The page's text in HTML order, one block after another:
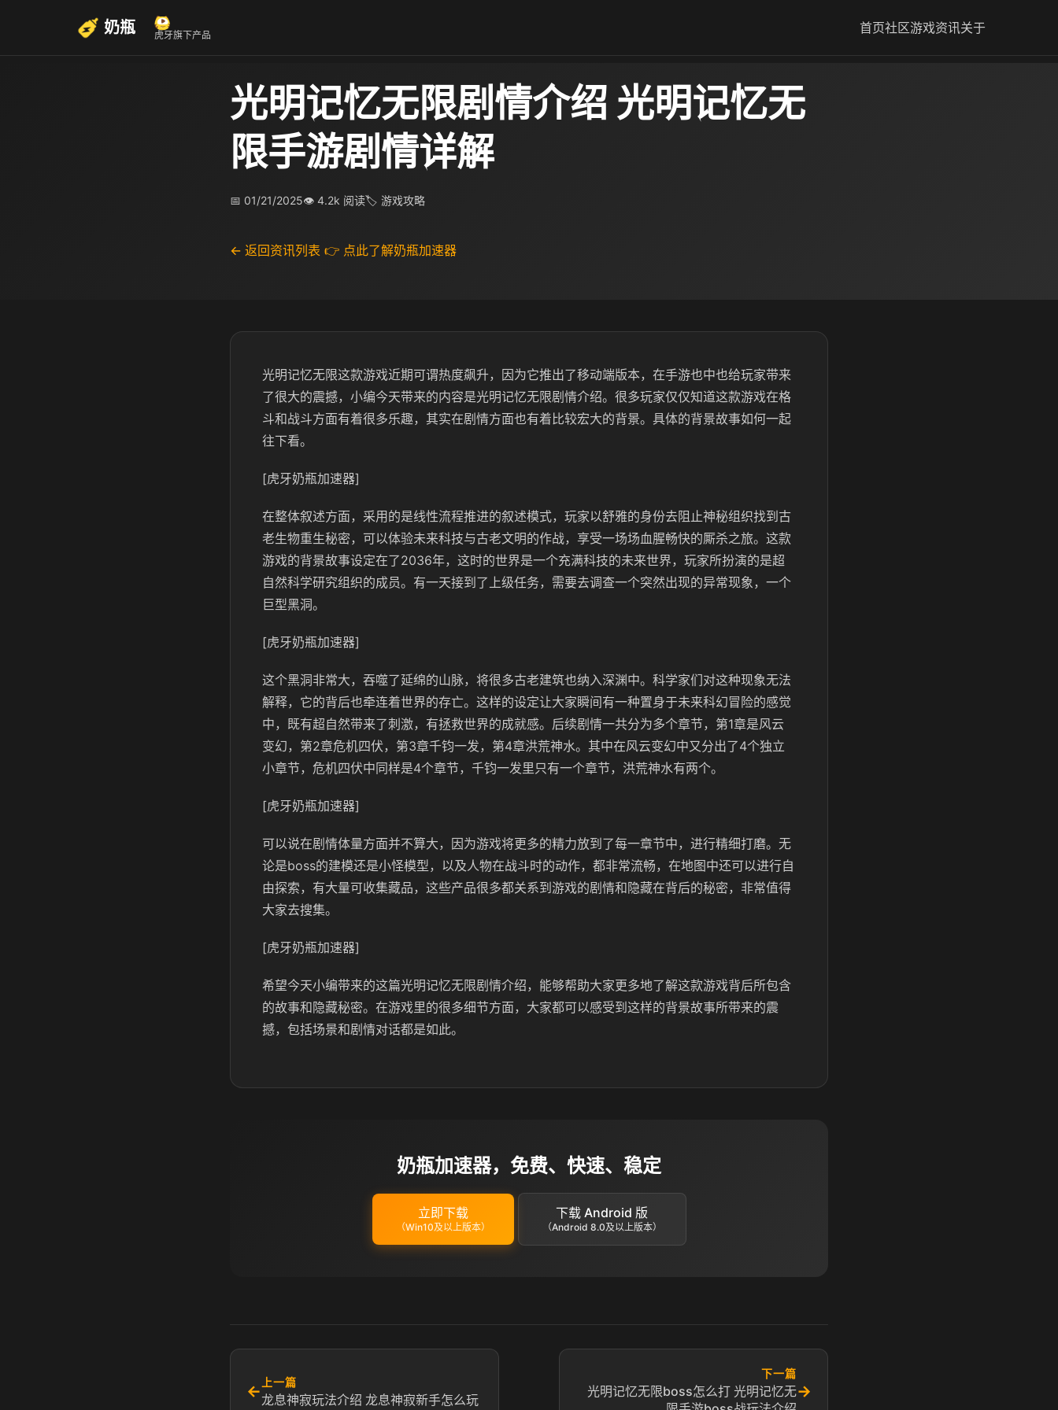
奶瓶 虎牙旗下产品 首页社区游戏资讯关于
光明记忆无限剧情介绍 光明记忆无
限手游剧情详解
📅 01/21/2025👁 4.2k 阅读🏷 游戏攻略
← 返回资讯列表 👉 点此了解奶瓶加速器
光明记忆无限这款游戏近期可谓热度飙升，因为它推出了移动端版本，在手游也中也给玩家带来
了很大的震撼，小编今天带来的内容是光明记忆无限剧情介绍。很多玩家仅仅知道这款游戏在格
斗和战斗方面有着很多乐趣，其实在剧情方面也有着比较宏大的背景。具体的背景故事如何一起
往下看。
[虎牙奶瓶加速器]
在整体叙述方面，采用的是线性流程推进的叙述模式，玩家以舒雅的身份去阻止神秘组织找到古
老生物重生秘密，可以体验未来科技与古老文明的作战，享受一场场血腥畅快的厮杀之旅。这款
游戏的背景故事设定在了2036年，这时的世界是一个充满科技的未来世界，玩家所扮演的是超
自然科学研究组织的成员。有一天接到了上级任务，需要去调查一个突然出现的异常现象，一个
巨型黑洞。
[虎牙奶瓶加速器]
这个黑洞非常大，吞噬了延绵的山脉，将很多古老建筑也纳入深渊中。科学家们对这种现象无法
解释，它的背后也牵连着世界的存亡。这样的设定让大家瞬间有一种置身于未来科幻冒险的感觉
中，既有超自然带来了刺激，有拯救世界的成就感。后续剧情一共分为多个章节，第1章是风云
变幻，第2章危机四伏，第3章千钧一发，第4章洪荒神水。其中在风云变幻中又分出了4个独立
小章节，危机四伏中同样是4个章节，千钧一发里只有一个章节，洪荒神水有两个。
[虎牙奶瓶加速器]
可以说在剧情体量方面并不算大，因为游戏将更多的精力放到了每一章节中，进行精细打磨。无
论是boss的建模还是小怪模型，以及人物在战斗时的动作，都非常流畅，在地图中还可以进行自
由探索，有大量可收集藏品，这些产品很多都关系到游戏的剧情和隐藏在背后的秘密，非常值得
大家去搜集。
[虎牙奶瓶加速器]
希望今天小编带来的这篇光明记忆无限剧情介绍，能够帮助大家更多地了解这款游戏背后所包含
的故事和隐藏秘密。在游戏里的很多细节方面，大家都可以感受到这样的背景故事所带来的震
撼，包括场景和剧情对话都是如此。
奶瓶加速器，免费、快速、稳定
立即下载
（Win10及以上版本）
下载 Android 版
（Android 8.0及以上版本）
← 上一篇
龙息神寂玩法介绍 龙息神寂新手怎么玩
下一篇
光明记忆无限boss怎么打 光明记忆无→